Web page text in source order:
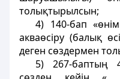
толықтырылсын;
4) 140-бап
акваөсіру (балық
деген сөздермен
5) 267-баптың